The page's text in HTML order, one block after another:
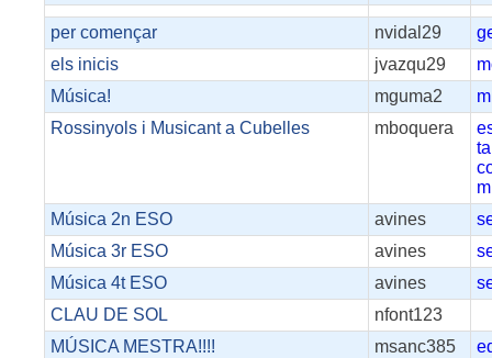
per començar nvidal29
els inicis
jvazqu29
Música!
mguma2
Rossinyols i Musicant a Cubelles
mboquera
Música 2n ESO
avines
Música 3r ESO
avines
Música 4t ESO
avines
CLAU DE SOL
nfont123
MÚSICA MESTRA!!!!
msanc385